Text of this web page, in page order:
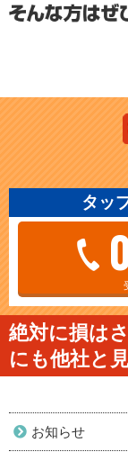
タッ
絶対に損は
にも他社と
お知らせ